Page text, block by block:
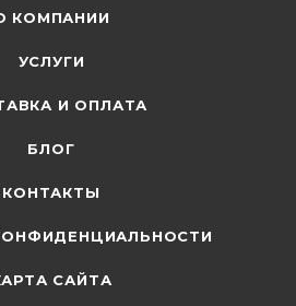
КОМПАНИИ
УСЛУГИ
И ОПЛАТА
БЛОГ
КОНТАКТЫ
САЙТА